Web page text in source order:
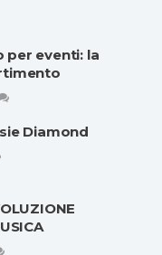
per eventi: la
Diamond